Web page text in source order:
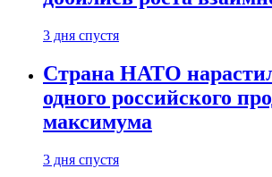
3 дня спустя
Страна НАТО
одного российского
максимума
3 дня спустя